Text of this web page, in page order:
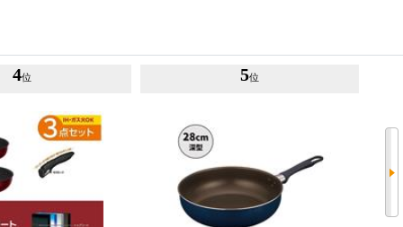
4位 5位